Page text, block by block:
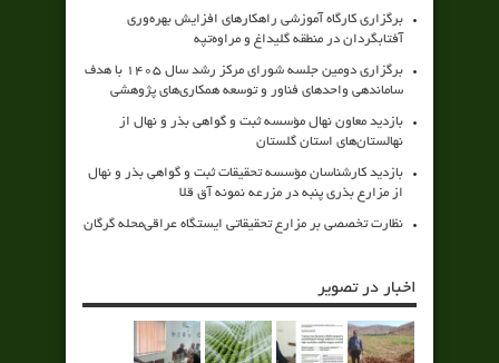
برگزاری کارگاه آموزشی راهکارهای افزایش بهره‌وری
آفتابگردان در منطقه گلیداغ و مراوه‌تپه
برگزاری دومین جلسه شورای مرکز رشد سال ۱۴۰۵ با هدف
ساماندهی واحدهای فناور و توسعه همکاری‌های پژوهشی
بازدید معاون نهال مؤسسه ثبت و گواهی بذر و نهال از
نهالستان‌های استان گلستان
بازدید کارشناسان مؤسسه تحقیقات ثبت و گواهی بذر و نهال
از مزارع بذری پنبه در مزرعه نمونه آق قلا
نظارت تخصصی بر مزارع تحقیقاتی ایستگاه عراقی‌محله گرگان
اخبار در تصویر